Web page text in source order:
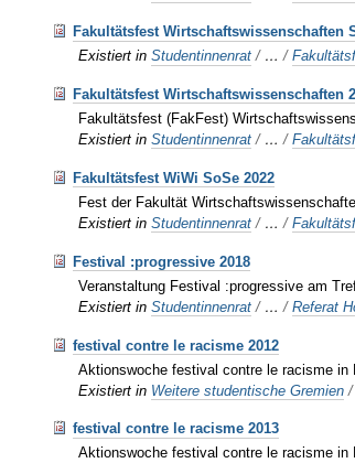
Fakultätsfest Wirtschaftswissenschaften
Existiert in Studentinnenrat / …/
Fakultätsfest Wirtschaftswissenschaften
Fakultätsfest (FakFest)
Existiert in Studentinnenrat / …/
Fakultätsfest WiWi SoSe 2022
Fest der Fakultät
Existiert in Studentinnenrat / …/
Festival :progressive 2018
Veranstaltung Festival :progressive am
Existiert in Studentinnenrat / …/Referat
festival contre le racisme 2012
Aktionswoche festival contre le racisme in
Existiert in Weitere studentische Gremien /
festival contre le racisme 2013
Aktionswoche festival contre le racisme in